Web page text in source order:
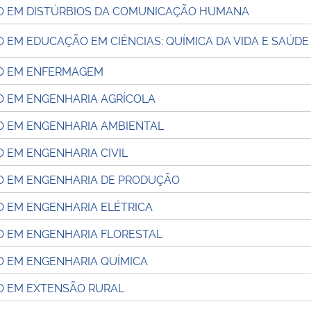
EM DISTÚRBIOS DA COMUNICAÇÃO HUMANA
EM EDUCAÇÃO EM CIÊNCIAS: QUÍMICA DA VIDA E SAÚDE
EM ENFERMAGEM
EM ENGENHARIA AGRÍCOLA
EM ENGENHARIA AMBIENTAL
EM ENGENHARIA CIVIL
EM ENGENHARIA DE PRODUÇÃO
EM ENGENHARIA ELÉTRICA
EM ENGENHARIA FLORESTAL
EM ENGENHARIA QUÍMICA
EM EXTENSÃO RURAL